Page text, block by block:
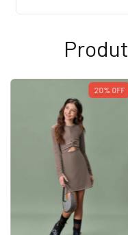
20% OFF